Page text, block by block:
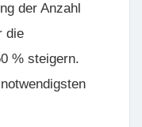
der Anzahl
die
% steigern.